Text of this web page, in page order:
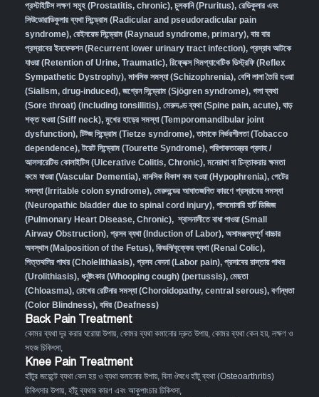
প্রস্টাইটিস লক্ষণ সমূহ (Prostatitis, chronic), চুলকানি (Pruritus), রেডিকুলার এবং
সিউডোরাডিকুলার ব্যথা সিন্ড্রোম (Radicular and pseudoradicular pain
syndrome), রেইনয়েড সিন্ড্রোম (Raynaud syndrome, primary), বার বার
প্রস্রাবের ইনফেকশন (Recurrent lower urinary tract infection), প্রস্রাব আটকে
যাওয়া (Retention of Urine, Traumatic), রিফ্লেক্স সিমপ্যাথেটিক ডিস্ট্রফি (Reflex
Sympathetic Dystrophy), মানসিক সমস্যা (Schizophrenia), বেশি লালা তৈরি হওয়া
(Sialism, drug-induced), জগ্রেন সিন্ড্রোম (Sjögren syndrome), গলা ব্যথা
(Sore throat) (including tonsillitis), মেরুদণ্ড ব্যথা (Spine pain, acute), ঘাড়
শক্ত হওয়া (Stiff neck), মুখের হাড়ের সমস্যা (Temporomandibular joint
dysfunction), টিট্জ সিন্ড্রোম (Tietze syndrome),তামাকে নির্ভরশীলতা (Tobacco
dependence),টরেট সিন্ড্রোম (Tourette Syndrome), পরিপাকতন্ত্রের প্রদাহ /
আলসারেটিভ কোলাইটিস (Ulcerative Colitis, Chronic), মনেরাখা বা চিন্তাকরার ক্ষমতা
কমে যাওয়া (Vascular Dementia), মানসিক বিকাশ কম হওয়া (Hypophrenia), পেটের
সমস্যা (Irritable colon syndrome), মেরুদন্ডের আঘাতজনিত কারণে প্রস্রাবের সমস্যা
(Neuropathic bladder due to spinal cord injury), পালমোনারি হার্ট ডিজিজ
(Pulmonary Heart Disease, Chronic),শ্বাসনালীতে বাধা পাওয়া (Small
Airway Obstruction), প্রসব ব্যথা (Induction of Labor), অসামঞ্জস্যপূর্ণ বাচ্চার
অবস্থান (Malposition of the Fetus), কিডনি/বৃক্কের ব্যথা (Renal Colic),
পিত্তথলির পাথর (Cholelithiasis), প্রসব বেদনা (Labor pain), প্রসাবের রাস্তায় পাথর
(Urolithiasis), ধনুষ্টংকার (Whooping cough) (pertussis), মেছতা
(Chloasma), চোখের রেটিনার সমস্যা (Choroidopathy, central serous), বর্ণান্ধতা
(Color Blindness), বধির (Deafness)
Back Pain Treatment
কোমর ব্যথা দূর করার ঘরোয়া উপায়, কোমর ব্যথা কমানোর দ্রুত উপায়, কোমর ব্যথা কেন হয়, লক্ষণ ও
সহজ চিকিৎসা,
Knee Pain Treatment
হাঁটুর জয়েন্টে ব্যথা কেন হয় ও ব্যথা কমানোর উপায়, বিনা ঔষধে হাঁটু ব্যথা (Osteoarthritis)
চিকিৎসার উপায়, হাঁটু ব্যথার কারণ এবং আকুপাংচার চিকিৎসা,